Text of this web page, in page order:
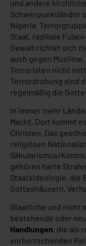
und andere
Schwerpunktländer
Nigeria.
Staat, radikale
Gewalt richtet sich
auch gegen
Terroristen nicht
Terrordrohung sind
regelmäßig die
In immer mehr
Macht. Dort kommt
Christen. Das
religiösen
Säkularismus/
gehören harte
Staatsideologie, die
Gotteshäusern,
Staatliche und nicht
bestehende oder
Handlungen, die als
vorherrschenden